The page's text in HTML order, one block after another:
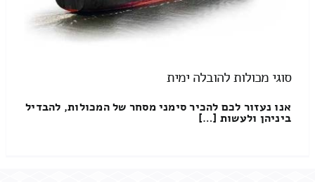
סוגי מכולות להובלה ימית
אנו נעזור לכם להכיר סימני מסחר של המכולות, להבדיל
ביניהן ולעשות […]